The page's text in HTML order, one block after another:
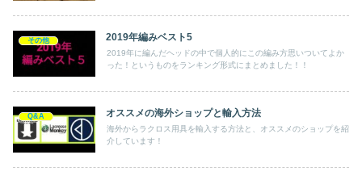
その他 2019年編みベスト5
2019年に編んだヘッドの中で個人的にこの編み方思いついてよか
った！というものをランキング形式にまとめました！！
Q&A オススメの海外ショップと輸入方法
海外からラクロス用具を輸入する方法と、オススメのショップを紹
介しています！